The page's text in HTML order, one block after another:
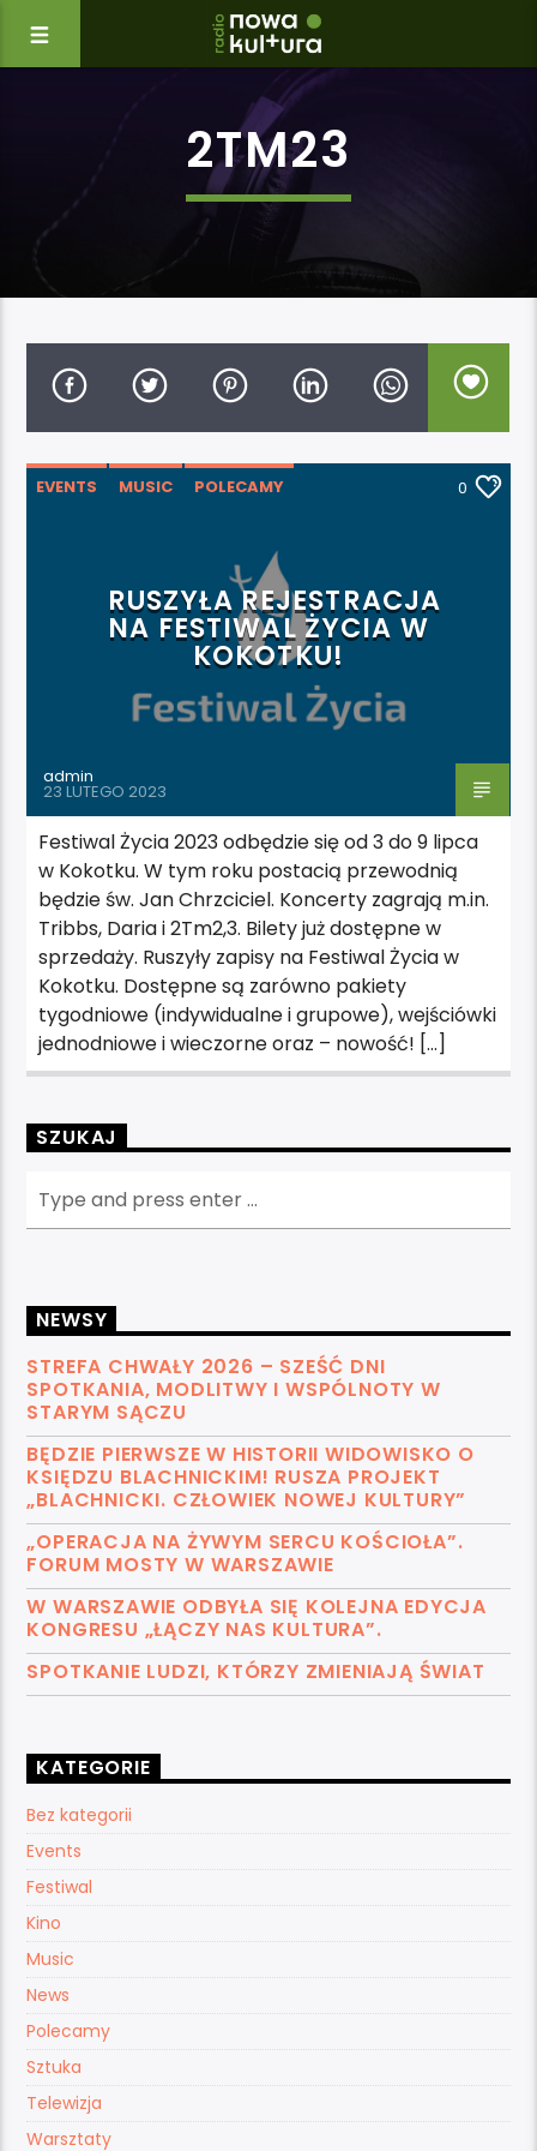
2TM23
EVENTS MUSIC
POLECAMY
0
RUSZYŁA REJESTRACJA
NA FESTIWAL ŻYCIA W
KOKOTKU!
admin
23 LUTEGO 2023
Festiwal Życia 2023 odbędzie się od 3 do 9 lipca
w Kokotku. W tym roku postacią przewodnią
będzie św. Jan Chrzciciel. Koncerty zagrają m.in.
Tribbs, Daria i 2Tm2,3. Bilety już dostępne w
sprzedaży. Ruszyły zapisy na Festiwal Życia w
Kokotku. Dostępne są zarówno pakiety
tygodniowe (indywidualne i grupowe), wejściówki
jednodniowe i wieczorne oraz – nowość! […]
SZUKAJ
NEWSY
STREFA CHWAŁY 2026 – SZEŚĆ DNI
SPOTKANIA, MODLITWY I WSPÓLNOTY W
STARYM SĄCZU
BĘDZIE PIERWSZE W HISTORII WIDOWISKO O
KSIĘDZU BLACHNICKIM! RUSZA PROJEKT
„BLACHNICKI. CZŁOWIEK NOWEJ KULTURY”
„OPERACJA NA ŻYWYM SERCU KOŚCIOŁA”.
FORUM MOSTY W WARSZAWIE
W WARSZAWIE ODBYŁA SIĘ KOLEJNA EDYCJA
KONGRESU „ŁĄCZY NAS KULTURA”.
SPOTKANIE LUDZI, KTÓRZY ZMIENIAJĄ ŚWIAT
KATEGORIE
Bez kategorii
Events
Festiwal
Kino
Music
News
Polecamy
Sztuka
Telewizja
Warsztaty